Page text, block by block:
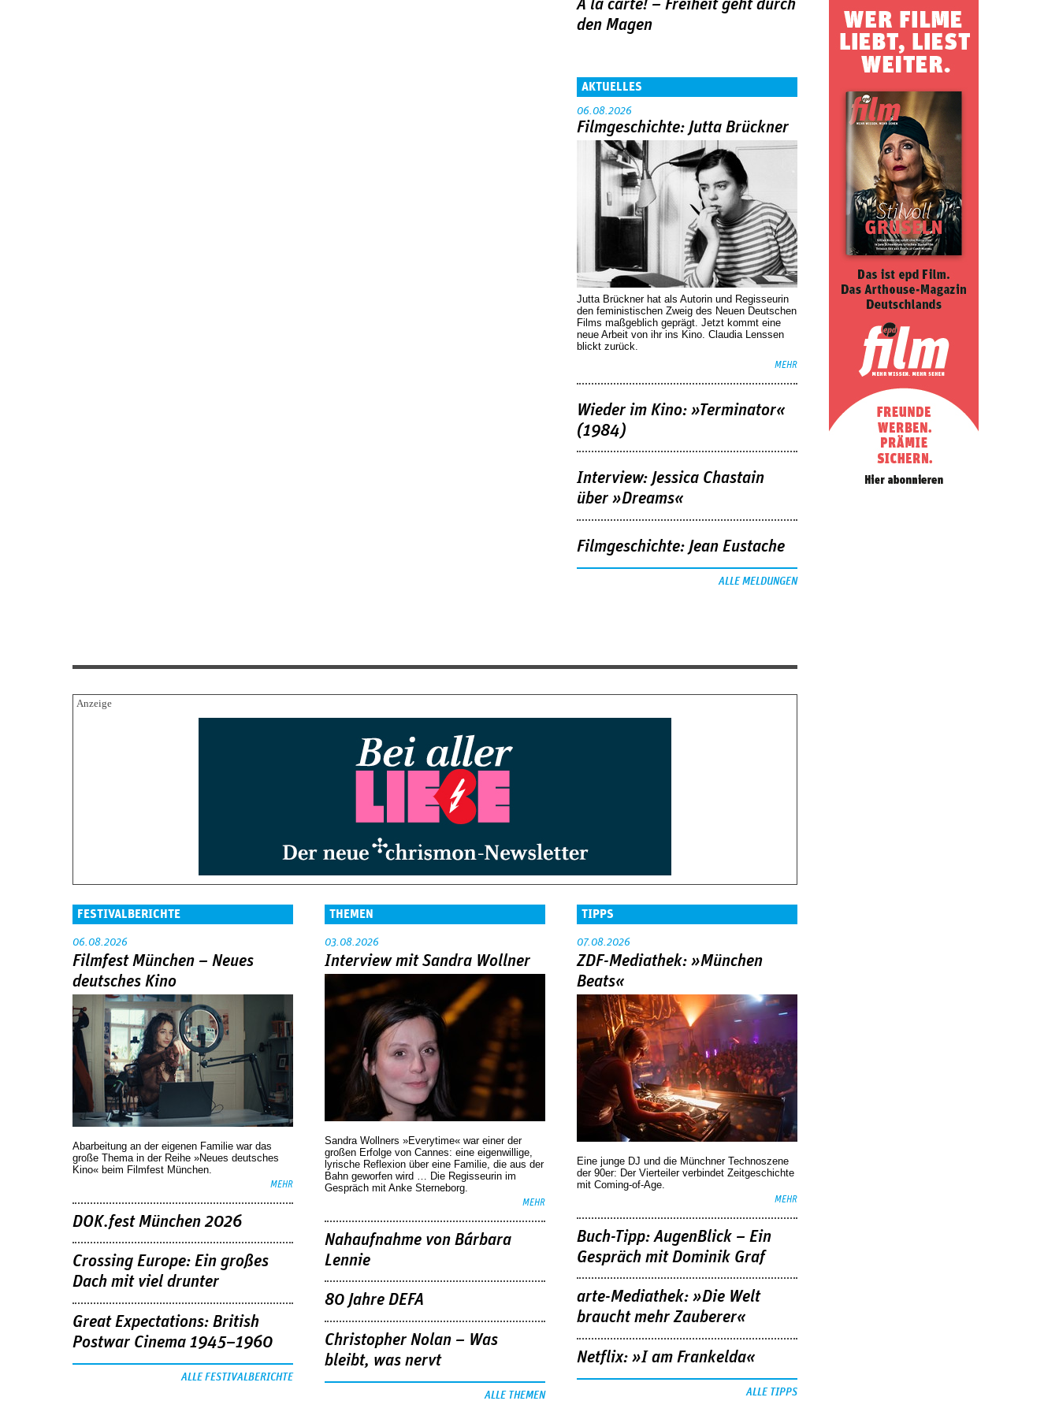
À la carte! – Freiheit geht durch
den Magen
AKTUELLES
06.08.2026
Filmgeschichte: Jutta Brückner
Jutta Brückner hat als Autorin und Regisseurin
den feministischen Zweig des Neuen Deutschen
Films maßgeblich geprägt. Jetzt kommt eine
neue Arbeit von ihr ins Kino. Claudia Lenssen
blickt zurück.
MEHR
Wieder im Kino: »Terminator«
(1984)
Interview: Jessica Chastain
über »Dreams«
Filmgeschichte: Jean Eustache
ALLE MELDUNGEN
FESTIVALBERICHTE
06.08.2026
Filmfest München – Neues
deutsches Kino
Abarbeitung an der eigenen Familie war das
große Thema in der Reihe »Neues deutsches
Kino« beim Filmfest München.
MEHR
DOK.fest München 2026
Crossing Europe: Ein großes
Dach mit viel drunter
Great Expectations: British
Postwar Cinema 1945–1960
ALLE FESTIVALBERICHTE
THEMEN
03.08.2026
Interview mit Sandra Wollner
Sandra Wollners »Everytime« war einer der
großen Erfolge von Cannes: eine eigenwillige,
lyrische Reflexion über eine ­Familie, die aus der
Bahn geworfen wird … Die Regisseurin im
Gespräch mit Anke Sterneborg.
MEHR
Nahaufnahme von Bárbara
Lennie
80 Jahre DEFA
Christopher Nolan – Was
bleibt, was nervt
ALLE THEMEN
TIPPS
07.08.2026
ZDF-Mediathek: »München
Beats«
Eine junge DJ und die Münchner Technoszene
der 90er: Der Vierteiler verbindet Zeitgeschichte
mit Coming-of-Age.
MEHR
Buch-Tipp: AugenBlick – Ein
Gespräch mit Dominik Graf
arte-Mediathek: »Die Welt
braucht mehr Zauberer«
Netflix: »I am Frankelda«
ALLE TIPPS